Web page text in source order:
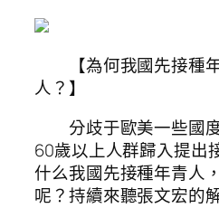
【為何我國先接種年
人？】
分歧于歐美一些國度
60歲以上人群歸入提出
什么我國先接種年青人
呢？持續來聽張文宏的